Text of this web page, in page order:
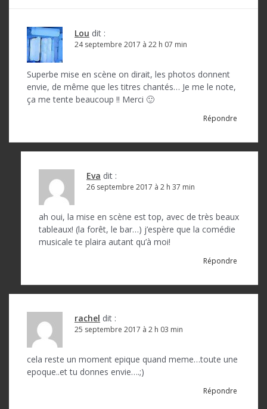
’
Lou dit :
24 septembre 2017 à 22 h 07 min
Superbe mise en scène on dirait, les photos donnent
envie, de même que les titres chantés… Je me le note,
ça me tente beaucoup !! Merci 🙂
Répondre
Eva dit :
26 septembre 2017 à 2 h 37 min
ah oui, la mise en scène est top, avec de très beaux
tableaux! (la forêt, le bar…) j’espère que la comédie
musicale te plaira autant qu’à moi!
Répondre
rachel dit :
25 septembre 2017 à 2 h 03 min
cela reste un moment epique quand meme…toute une
epoque..et tu donnes envie….;)
Répondre